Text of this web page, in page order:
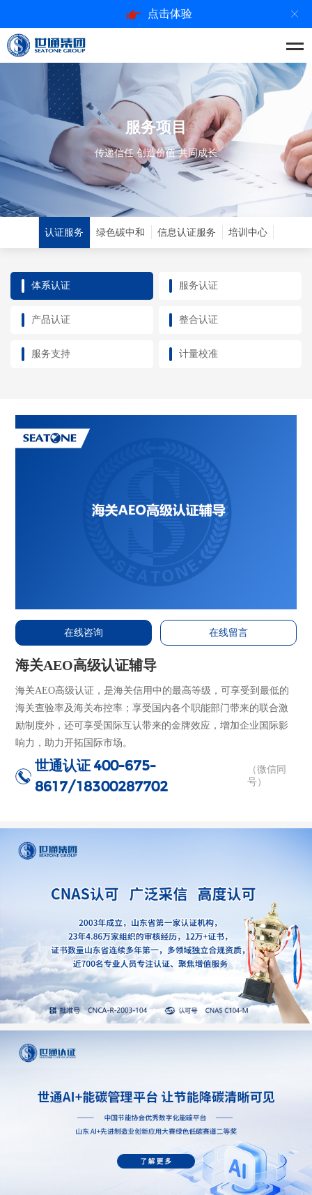
点击体验
服务项目
传递信任 创造价值 共同成长
认证服务 绿色碳中和 信息认证服务 培训中心
体系认证 服务认证
产品认证 整合认证
服务支持 计量校准
海关AEO高级认证辅导
海关AEO高级认证，是海关信用中的最高等级，可享受到最低的
海关查验率及海关布控率；享受国内各个职能部门带来的联合激
励制度外，还可享受国际互认带来的金牌效应，增加企业国际影
响力，助力开拓国际市场。
世通认证 400-675-
8617/18300287702
（微信同
号）
在线咨询 在线留言